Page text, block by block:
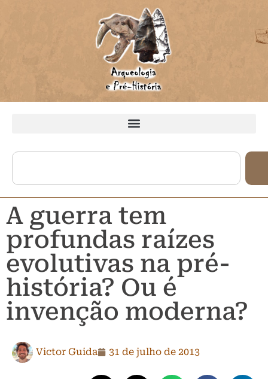
A guerra tem
profundas raízes
evolutivas na pré-
história? Ou é
invenção moderna?
Victor Guida 31 de julho de 2013